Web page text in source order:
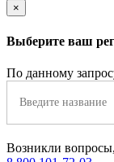
×
Выберите ваш
По данному
Возникли